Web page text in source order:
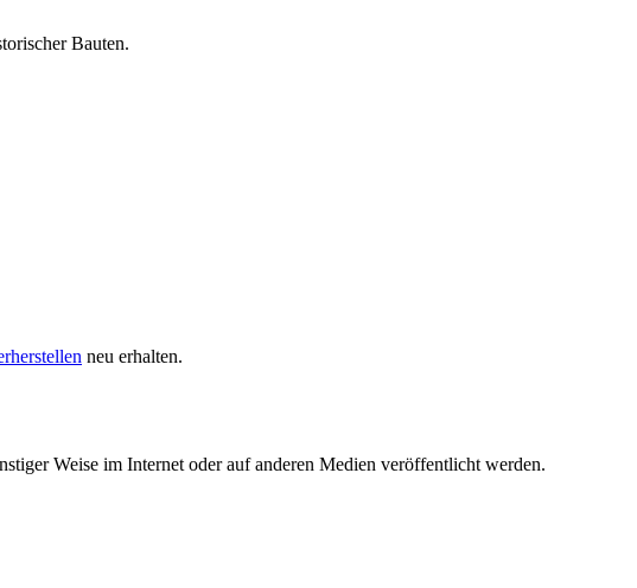
Bauten.
neu erhalten.
Weise im Internet oder auf anderen Medien veröffentlicht werden.